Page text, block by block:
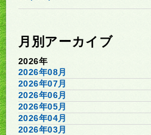
月別アーカイブ
2026年
2026年08月
2026年07月
2026年06月
2026年05月
2026年04月
2026年03月